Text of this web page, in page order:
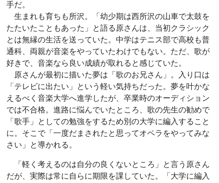
手だ。
生まれも育ちも所沢。「幼少期は西所沢の山車で太鼓を
たたいたこともあった」と語る原さんは、当初クラシック
とは無縁の生活を送っていた。中学はテニス部で高校も普
通科、両親が音楽をやっていたわけでもない。ただ、歌が
好きで、音楽なら良い成績が取れると感じていた。
原さんが最初に描いた夢は「歌のお兄さん」。入り口は
「テレビに出たい」という軽い気持ちだった。夢を叶かな
えるべく音楽大学へ進学したが、卒業時のオーディション
では不合格。進路に悩んでいたところ、歌の先生の勧めで
「歌手」としての勉強をするため別の大学に編入すること
に。そこで「一度だまされたと思ってオペラをやってみな
さい」と導かれる。
「軽く考えるのは自分の良くないところ」と言う原さん
だが、実際は常に自らに期限を課していた。「大学に編入